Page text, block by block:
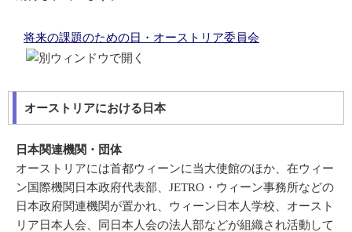
将来の課題のための日・オーストリア委員会
オーストリアにおける日本
日本関連機関・団体
オーストリアには首都ウィーンに当大使館のほか、在ウィー
ン国際機関日本政府代表部、JETRO・ウィーン事務所などの
日本政府関連機関が置かれ、ウィーン日本人学校、オースト
リア日本人会、同日本人会の法人部などが組織され活動して